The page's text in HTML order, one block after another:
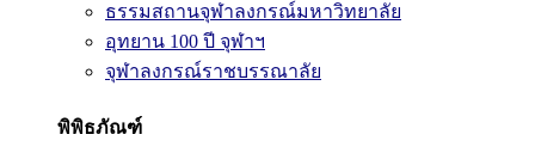
ธรรมสถานจุฬาลงกรณ์มหาวิทยาลัย
อุทยาน 100 ปี จุฬาฯ
จุฬาลงกรณ์ราชบรรณาลัย
พิพิธภัณฑ์